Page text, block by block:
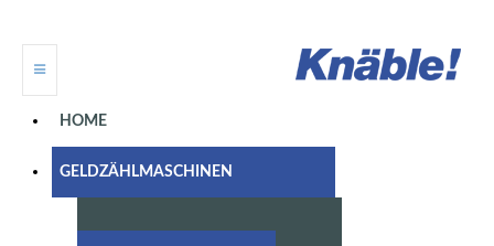
HOME
GELDZÄHLMASCHINEN